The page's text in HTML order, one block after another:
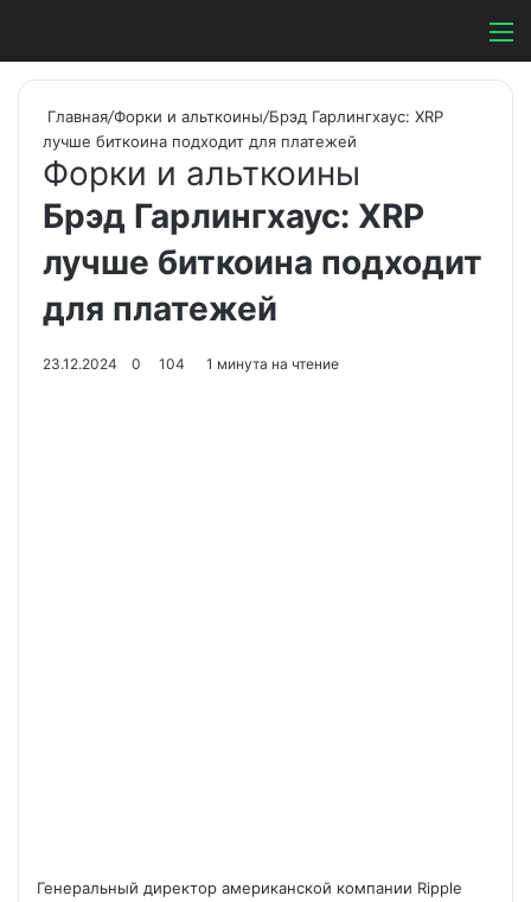
Switch skin
Главная/Форки и альткоины/Брэд Гарлингхаус: XRP
лучше биткоина подходит для платежей
Форки и альткоины
Брэд Гарлингхаус: XRP
лучше биткоина подходит
для платежей
23.12.2024 0 104 1 минута на чтение
Генеральный директор американской компании Ripple